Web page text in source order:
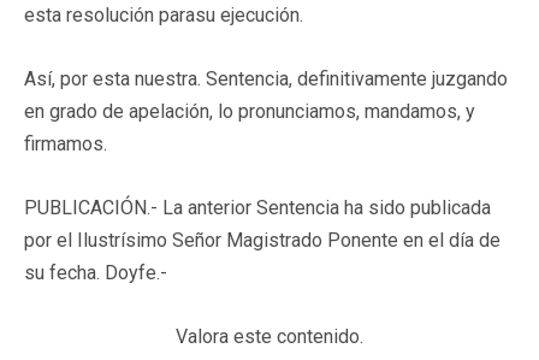
esta resolución parasu ejecución.
Así, por esta nuestra. Sentencia, definitivamente juzgando
en grado de apelación, lo pronunciamos, mandamos, y
firmamos.
PUBLICACIÓN.- La anterior Sentencia ha sido publicada
por el Ilustrísimo Señor Magistrado Ponente en el día de
su fecha. Doyfe.-
Valora este contenido.